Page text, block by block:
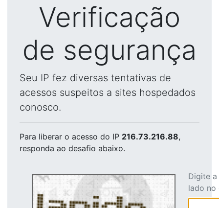
Verificação
de segurança
Seu IP fez diversas tentativas de
acessos suspeitos a sites hospedados
conosco.
Para liberar o acesso do IP 216.73.216.88,
responda ao desafio abaixo.
Digite
lado no